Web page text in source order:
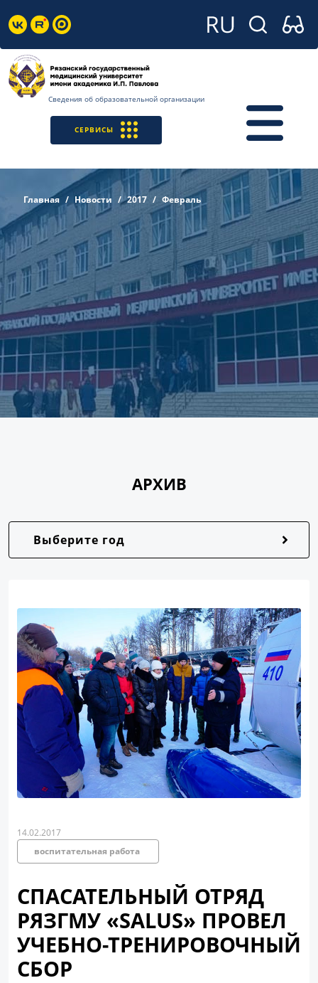
Сведения об образовательной организации
СЕРВИСЫ
Главная Новости 2017 Февраль
АРХИВ
Выберите год
14.02.2017
воспитательная работа
СПАСАТЕЛЬНЫЙ ОТРЯД
РЯЗГМУ «SALUS» ПРОВЕЛ
УЧЕБНО-ТРЕНИРОВОЧНЫЙ
СБОР